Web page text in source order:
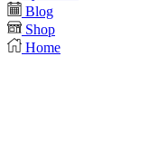
Blog
Shop
Home